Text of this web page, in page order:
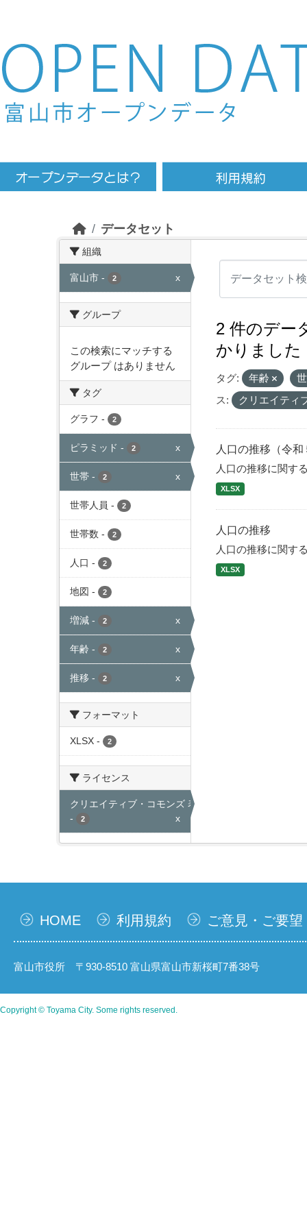
Skip to main content
データセット
組織
富山市 - 2 x
グループ
この検索にマッチする
グループ はありません
タグ
グラフ - 2
ピラミッド - 2 x
世帯 - 2 x
世帯人員 - 2
世帯数 - 2
人口 - 2
地図 - 2
増減 - 2 x
年齢 - 2 x
推移 - 2 x
フォーマット
XLSX - 2
ライセンス
クリエイティブ・コモンズ 表示
-
2 x
2 件のデー
かりました
タグ: 年齢
ス:
クリエイティ
人口の推移（令和
人口の推移に関す
XLSX
人口の推移
人口の推移に関す
XLSX
HOME 利用規約 ご意見・ご要望
富山市役所 〒930-8510 富山県富山市新桜町7番38号
Copyright © Toyama City. Some rights reserved.